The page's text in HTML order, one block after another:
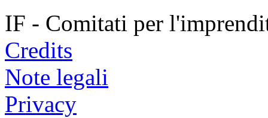
IF - Comitati per
Credits
Note legali
Privacy